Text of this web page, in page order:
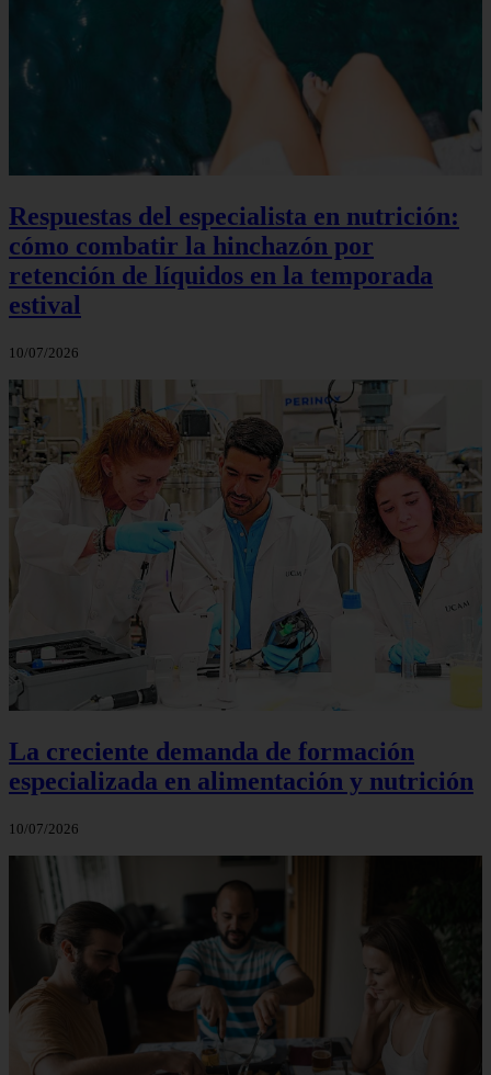
Respuestas del especialista en nutrición:
cómo combatir la hinchazón por
retención de líquidos en la temporada
estival
10/07/2026
La creciente demanda de formación
especializada en alimentación y nutrición
10/07/2026